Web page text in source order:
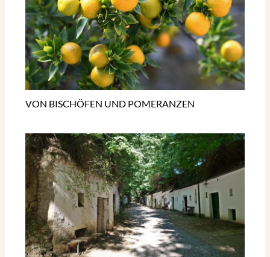
VON BISCHÖFEN UND POMERANZEN